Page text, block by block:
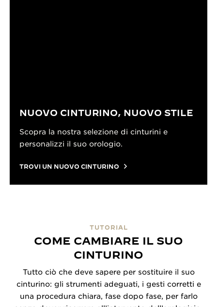
NUOVO CINTURINO, NUOVO STILE
Scopra la nostra selezione di cinturini e
personalizzi il suo orologio.
TROVI UN NUOVO CINTURINO
TUTORIAL
COME CAMBIARE IL SUO
CINTURINO
Tutto ciò che deve sapere per sostituire il suo
cinturino: gli strumenti adeguati, i gesti corretti e
una procedura chiara, fase dopo fase, per farlo